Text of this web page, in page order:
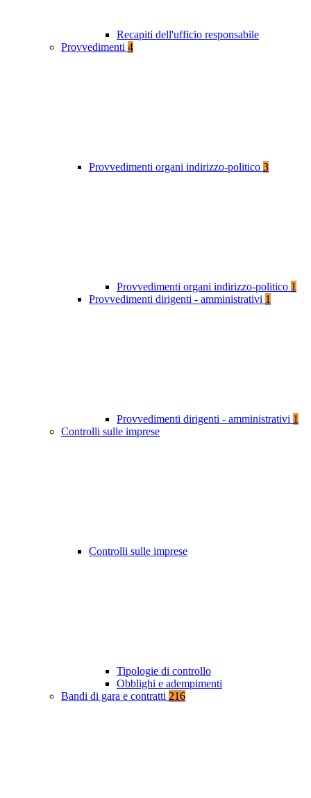
Recapiti dell'ufficio responsabile
Provvedimenti 4
Provvedimenti organi indirizzo-politico 3
Provvedimenti organi indirizzo-politico 1
Provvedimenti dirigenti - amministrativi 1
Provvedimenti dirigenti - amministrativi 1
Controlli sulle imprese
Controlli sulle imprese
Tipologie di controllo
Obblighi e adempimenti
Bandi di gara e contratti 216